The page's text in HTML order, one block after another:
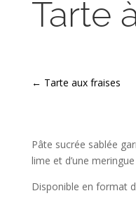
Tarte
← Tarte aux fraises
Pâte sucrée sablée
lime et d’une
Disponible en format